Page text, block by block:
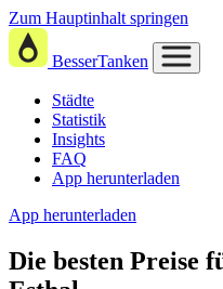
Zum Hauptinhalt springen
BesserTanken
Städte
Statistik
Insights
FAQ
App herunterladen
App herunterladen
Die besten Preise